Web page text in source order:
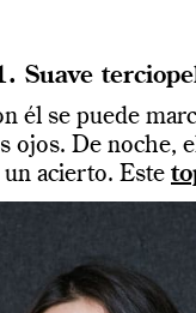
Suave
él se puede
ojos. De noche,
acierto. Este